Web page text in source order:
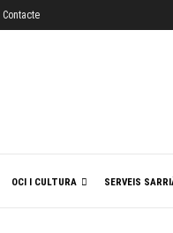
Contacte
OCI I CULTURA SERVEIS